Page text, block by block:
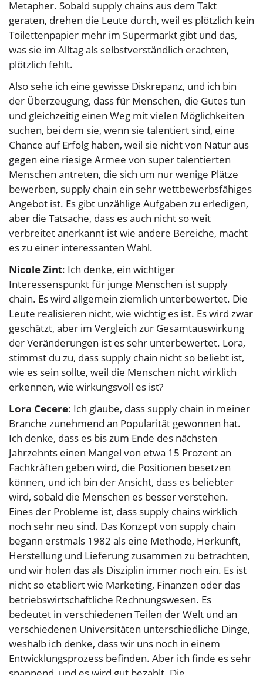
Metapher. Sobald supply chains aus dem Takt
geraten, drehen die Leute durch, weil es plötzlich kein
Toilettenpapier mehr im Supermarkt gibt und das,
was sie im Alltag als selbstverständlich erachten,
plötzlich fehlt.
Also sehe ich eine gewisse Diskrepanz, und ich bin
der Überzeugung, dass für Menschen, die Gutes tun
und gleichzeitig einen Weg mit vielen Möglichkeiten
suchen, bei dem sie, wenn sie talentiert sind, eine
Chance auf Erfolg haben, weil sie nicht von Natur aus
gegen eine riesige Armee von super talentierten
Menschen antreten, die sich um nur wenige Plätze
bewerben, supply chain ein sehr wettbewerbsfähiges
Angebot ist. Es gibt unzählige Aufgaben zu erledigen,
aber die Tatsache, dass es auch nicht so weit
verbreitet anerkannt ist wie andere Bereiche, macht
es zu einer interessanten Wahl.
Nicole Zint: Ich denke, ein wichtiger
Interessenspunkt für junge Menschen ist supply
chain. Es wird allgemein ziemlich unterbewertet. Die
Leute realisieren nicht, wie wichtig es ist. Es wird zwar
geschätzt, aber im Vergleich zur Gesamtauswirkung
der Veränderungen ist es sehr unterbewertet. Lora,
stimmst du zu, dass supply chain nicht so beliebt ist,
wie es sein sollte, weil die Menschen nicht wirklich
erkennen, wie wirkungsvoll es ist?
Lora Cecere: Ich glaube, dass supply chain in meiner
Branche zunehmend an Popularität gewonnen hat.
Ich denke, dass es bis zum Ende des nächsten
Jahrzehnts einen Mangel von etwa 15 Prozent an
Fachkräften geben wird, die Positionen besetzen
können, und ich bin der Ansicht, dass es beliebter
wird, sobald die Menschen es besser verstehen.
Eines der Probleme ist, dass supply chains wirklich
noch sehr neu sind. Das Konzept von supply chain
begann erstmals 1982 als eine Methode, Herkunft,
Herstellung und Lieferung zusammen zu betrachten,
und wir holen das als Disziplin immer noch ein. Es ist
nicht so etabliert wie Marketing, Finanzen oder das
betriebswirtschaftliche Rechnungswesen. Es
bedeutet in verschiedenen Teilen der Welt und an
verschiedenen Universitäten unterschiedliche Dinge,
weshalb ich denke, dass wir uns noch in einem
Entwicklungsprozess befinden. Aber ich finde es sehr